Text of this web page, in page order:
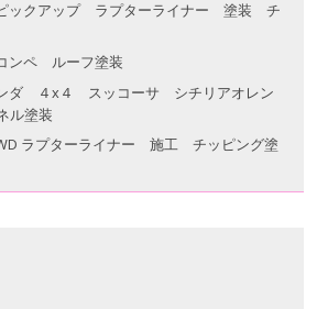
ックアップ ラプターライナー 塗装 チ
ンペ ルーフ塗装
ダ ４x４ スッコーサ シチリアオレン
ル塗装
ラプターライナー 施工 チッピング塗